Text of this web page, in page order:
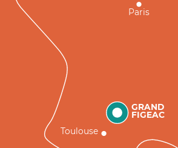
GRAND
FIGEAC
Toulouse
Paris